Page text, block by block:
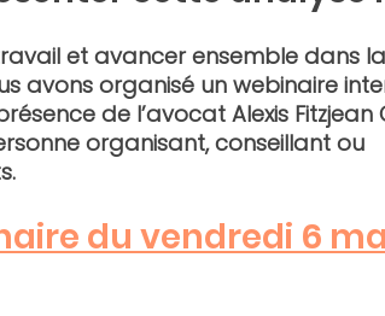
et avancer ensemble dans
avons organisé un webinaire
de l’avocat Alexis Fitzjean
organisant, conseillant ou
du vendredi 6